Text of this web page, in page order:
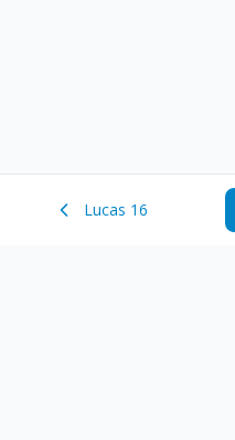
Lucas 16